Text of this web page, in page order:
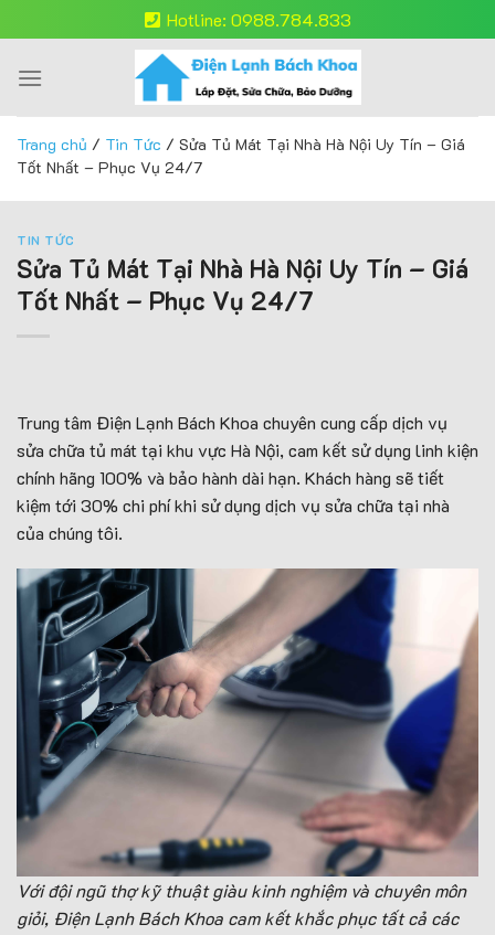
to
content
Hotline: 0988.784.833
Trang chủ / Tin Tức / Sửa Tủ Mát Tại Nhà Hà Nội Uy Tín – Giá
Tốt Nhất – Phục Vụ 24/7
TIN TỨC
Sửa Tủ Mát Tại Nhà Hà Nội Uy Tín – Giá
Tốt Nhất – Phục Vụ 24/7
Trung tâm Điện Lạnh Bách Khoa chuyên cung cấp dịch vụ
sửa chữa tủ mát tại khu vực Hà Nội, cam kết sử dụng linh kiện
chính hãng 100% và bảo hành dài hạn. Khách hàng sẽ tiết
kiệm tới 30% chi phí khi sử dụng dịch vụ sửa chữa tại nhà
của chúng tôi.
Với đội ngũ thợ kỹ thuật giàu kinh nghiệm và chuyên môn
giỏi, Điện Lạnh Bách Khoa cam kết khắc phục tất cả các